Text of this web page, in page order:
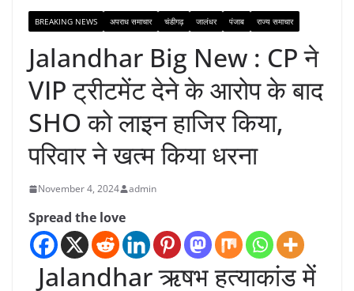
BREAKING NEWS अपराध समाचार चंडीगढ़ जालंधर पंजाब राज्य समाचार
Jalandhar Big New : CP ने
VIP ट्रीटमेंट देने के आरोप के बाद
SHO को लाइन हाजिर किया,
परिवार ने खत्म किया धरना
November 4, 2024 admin
Spread the love
Jalandhar ऋषभ हत्याकांड में